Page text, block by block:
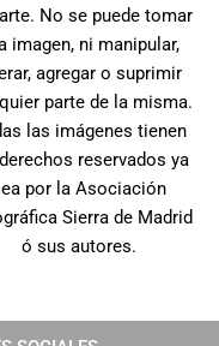
No se puede tomar
imagen, ni manipular,
agregar o suprimir
parte de la misma.
las imágenes tienen
reservados ya
por la Asociación
Sierra de Madrid
ó sus autores.